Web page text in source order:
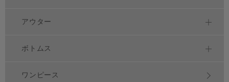
アウター
ボトムス
ワンピース